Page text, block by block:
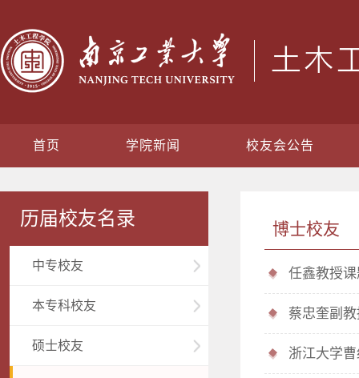
首页 学院新闻 校友会公告
历届校友名录
中专校友
本专科校友
硕士校友
博士校友
任鑫教授
蔡忠奎副
浙江大学